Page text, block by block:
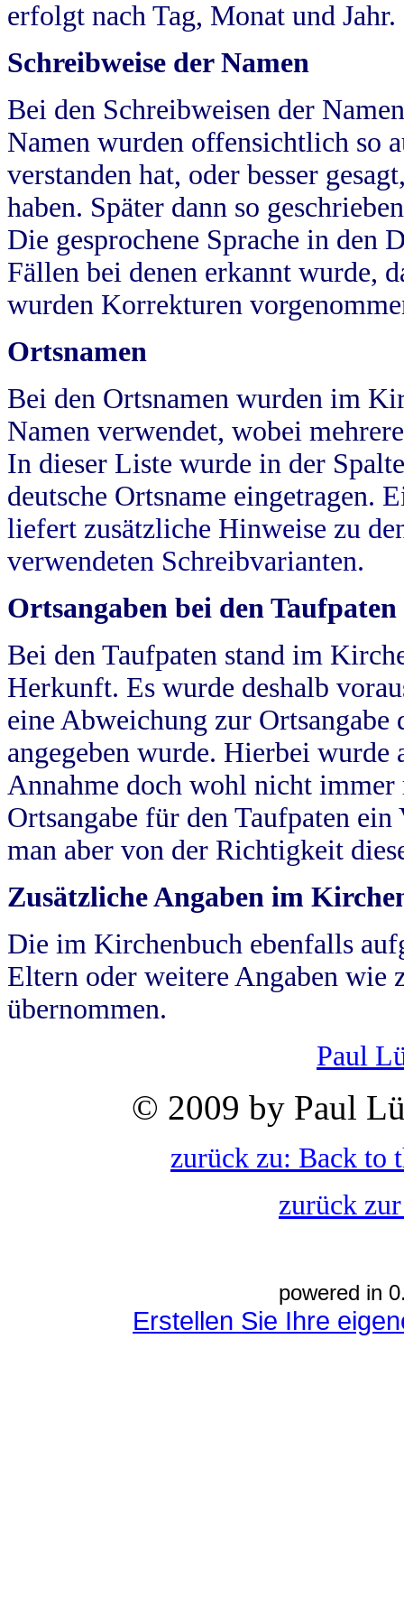
erfolgt nach Tag, Monat und Jahr.
Schreibweise der Namen
Bei den Schreibweisen der
Namen wurden offensichtlich so
verstanden hat, oder besser
haben. Später dann so
Die gesprochene Sprache in
Fällen bei denen erkannt wurde,
wurden Korrekturen
Ortsnamen
Bei den Ortsnamen wurden im
Namen verwendet, wobei
In dieser Liste wurde in der
deutsche Ortsname eingetragen.
liefert zusätzliche Hinweise zu
verwendeten Schreibvarianten.
Ortsangaben bei den Taufpaten
Bei den Taufpaten stand im
Herkunft. Es wurde deshalb
eine Abweichung zur
angegeben wurde. Hierbei wurde
Annahme doch wohl nicht
Ortsangabe für den Taufpaten
man aber von der Richtigkeit
Zusätzliche Angaben im
Die im Kirchenbuch ebenfalls
Eltern oder weitere Angaben wie
übernommen.
Paul
© 2009 by Paul
zurück zu: Back to
zurück
powered in
Erstellen Sie Ihre